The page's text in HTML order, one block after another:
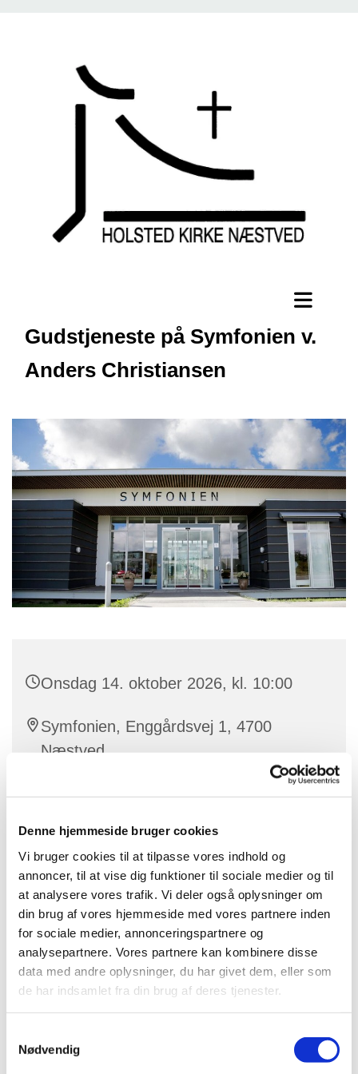
Denne hjemmeside bruger cookies
Vi bruger cookies til at tilpasse vores indhold og
annoncer, til at vise dig funktioner til sociale medier og til
at analysere vores trafik. Vi deler også oplysninger om
din brug af vores hjemmeside med vores partnere inden
for sociale medier, annonceringspartnere og
analysepartnere. Vores partnere kan kombinere disse
data med andre oplysninger, du har givet dem, eller som
de har indsamlet fra din brug af deres tjenester.
Nødvendig
Gudstjeneste på Symfonien v.
Anders Christiansen
Onsdag 14. oktober 2026, kl. 10:00
Symfonien, Enggårdsvej 1, 4700
Næstved
Anders Christiansen